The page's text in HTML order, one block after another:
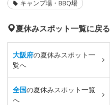
キャンプ場・BBQ場
夏休みスポット一覧に戻る
大阪府の夏休みスポット一
覧へ
全国の夏休みスポット一覧
へ